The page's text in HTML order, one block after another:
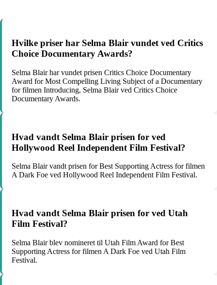
Hvilke priser har Selma Blair vundet ved Critics
Choice Documentary Awards?
Selma Blair har vundet prisen Critics Choice Documentary
Award for Most Compelling Living Subject of a Documentary
for filmen Introducing, Selma Blair ved Critics Choice
Documentary Awards.
Hvad vandt Selma Blair prisen for ved
Hollywood Reel Independent Film Festival?
Selma Blair vandt prisen for Best Supporting Actress for filmen
A Dark Foe ved Hollywood Reel Independent Film Festival.
Hvad vandt Selma Blair prisen for ved Utah
Film Festival?
Selma Blair blev nomineret til Utah Film Award for Best
Supporting Actress for filmen A Dark Foe ved Utah Film
Festival.